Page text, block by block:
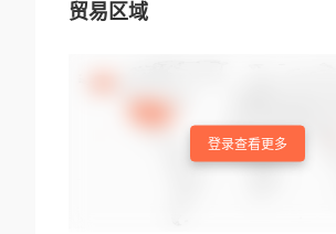
贸易区域
登录查看更多